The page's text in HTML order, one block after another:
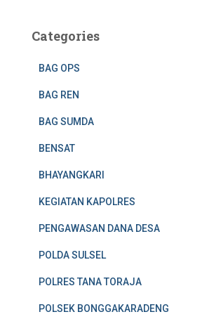
Categories
BAG OPS
BAG REN
BAG SUMDA
BENSAT
BHAYANGKARI
KEGIATAN KAPOLRES
PENGAWASAN DANA DESA
POLDA SULSEL
POLRES TANA TORAJA
POLSEK BONGGAKARADENG